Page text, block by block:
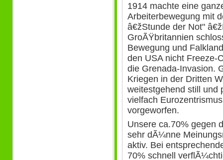
1914 machte eine
Arbeiterbewegung mit
â€žStunde der Not"
GroÃŸbritannien
Bewegung und
den USA nicht Freeze-
die Grenada-Invasion.
Kriegen in der Dritten
weitestgehend still und
vielfach
vorgeworfen.
Unsere ca.70% gegen
sehr dÃ¼nne
aktiv. Bei
70% schnell